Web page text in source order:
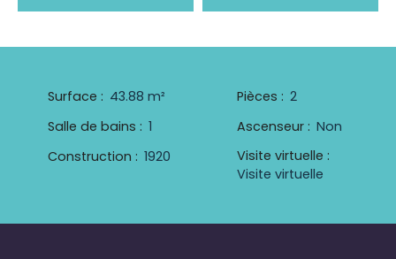
Surface : 43.88 m² Pièces : 2
Salle de bains : 1 Ascenseur : Non
Construction : 1920 Visite virtuelle :
Visite virtuelle